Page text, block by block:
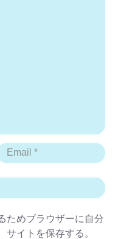
ためブラウザーに自分
サイトを保存する。